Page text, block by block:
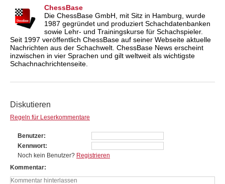
ChessBase
Die ChessBase GmbH, mit Sitz in Hamburg, wurde
1987 gegründet und produziert Schachdatenbanken
sowie Lehr- und Trainingskurse für Schachspieler.
Seit 1997 veröffentlich ChessBase auf seiner Webseite aktuelle
Nachrichten aus der Schachwelt. ChessBase News erscheint
inzwischen in vier Sprachen und gilt weltweit als wichtigste
Schachnachrichtenseite.
Diskutieren
Regeln für Leserkommentare
Benutzer
Kennwort
Noch kein Benutzer? Registrieren
Kommentar